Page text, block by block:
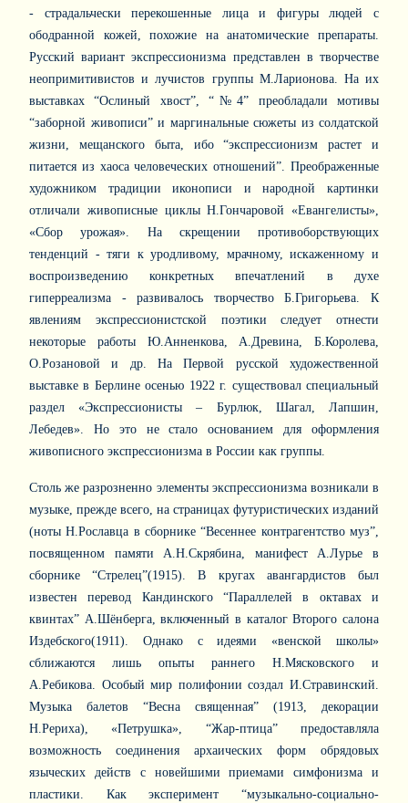
- страдальчески перекошенные лица и фигуры людей с
ободранной кожей, похожие на анатомические препараты.
Русский вариант экспрессионизма представлен в творчестве
неопримитивистов и лучистов группы М.Ларионова. На их
выставках “Ослиный хвост”, “№4” преобладали мотивы
“заборной живописи” и маргинальные сюжеты из солдатской
жизни, мещанского быта, ибо “экспрессионизм растет и
питается из хаоса человеческих отношений”. Преображенные
художником традиции иконописи и народной картинки
отличали живописные циклы Н.Гончаровой «Евангелисты»,
«Сбор урожая». На скрещении противоборствующих
тенденций - тяги к уродливому, мрачному, искаженному и
воспроизведению конкретных впечатлений в духе
гиперреализма - развивалось творчество Б.Григорьева. К
явлениям экспрессионистской поэтики следует отнести
некоторые работы Ю.Анненкова, А.Древина, Б.Королева,
О.Розановой и др. На Первой русской художественной
выставке в Берлине осенью 1922 г. существовал специальный
раздел «Экспрессионисты – Бурлюк, Шагал, Лапшин,
Лебедев». Но это не стало основанием для оформления
живописного экспрессионизма в России как группы.
Столь же разрозненно элементы экспрессионизма возникали в
музыке, прежде всего, на страницах футуристических изданий
(ноты Н.Рославца в сборнике “Весеннее контрагентство муз”,
посвященном памяти А.Н.Скрябина, манифест А.Лурье в
сборнике “Стрелец”(1915). В кругах авангардистов был
известен перевод Кандинского “Параллелей в октавах и
квинтах” А.Шёнберга, включенный в каталог Второго салона
Издебского(1911). Однако с идеями «венской школы»
сближаются лишь опыты раннего Н.Мясковского и
А.Ребикова. Особый мир полифонии создал И.Стравинский.
Музыка балетов “Весна священная” (1913, декорации
Н.Рериха), «Петрушка», “Жар-птица” предоставляла
возможность соединения архаических форм обрядовых
языческих действ с новейшими приемами симфонизма и
пластики. Как эксперимент “музыкально-социально-